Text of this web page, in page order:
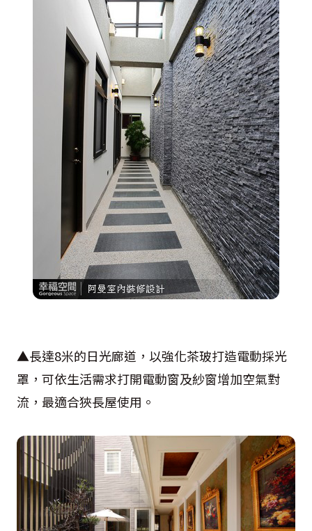
▲長達8米的日光廊道，以強化茶玻打造電動採光
罩，可依生活需求打開電動窗及紗窗增加空氣對
流，最適合狹長屋使用。